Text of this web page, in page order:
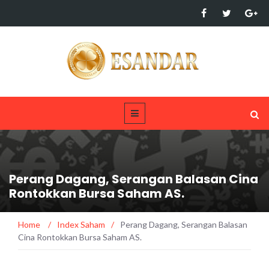
Perang Dagang, Serangan Balasan Cina
Rontokkan Bursa Saham AS.
Home / Index Saham /
Perang Dagang, Serangan Balasan
Cina Rontokkan Bursa Saham AS.